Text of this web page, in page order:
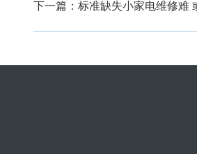
下一篇： 标准缺失小家电维修难